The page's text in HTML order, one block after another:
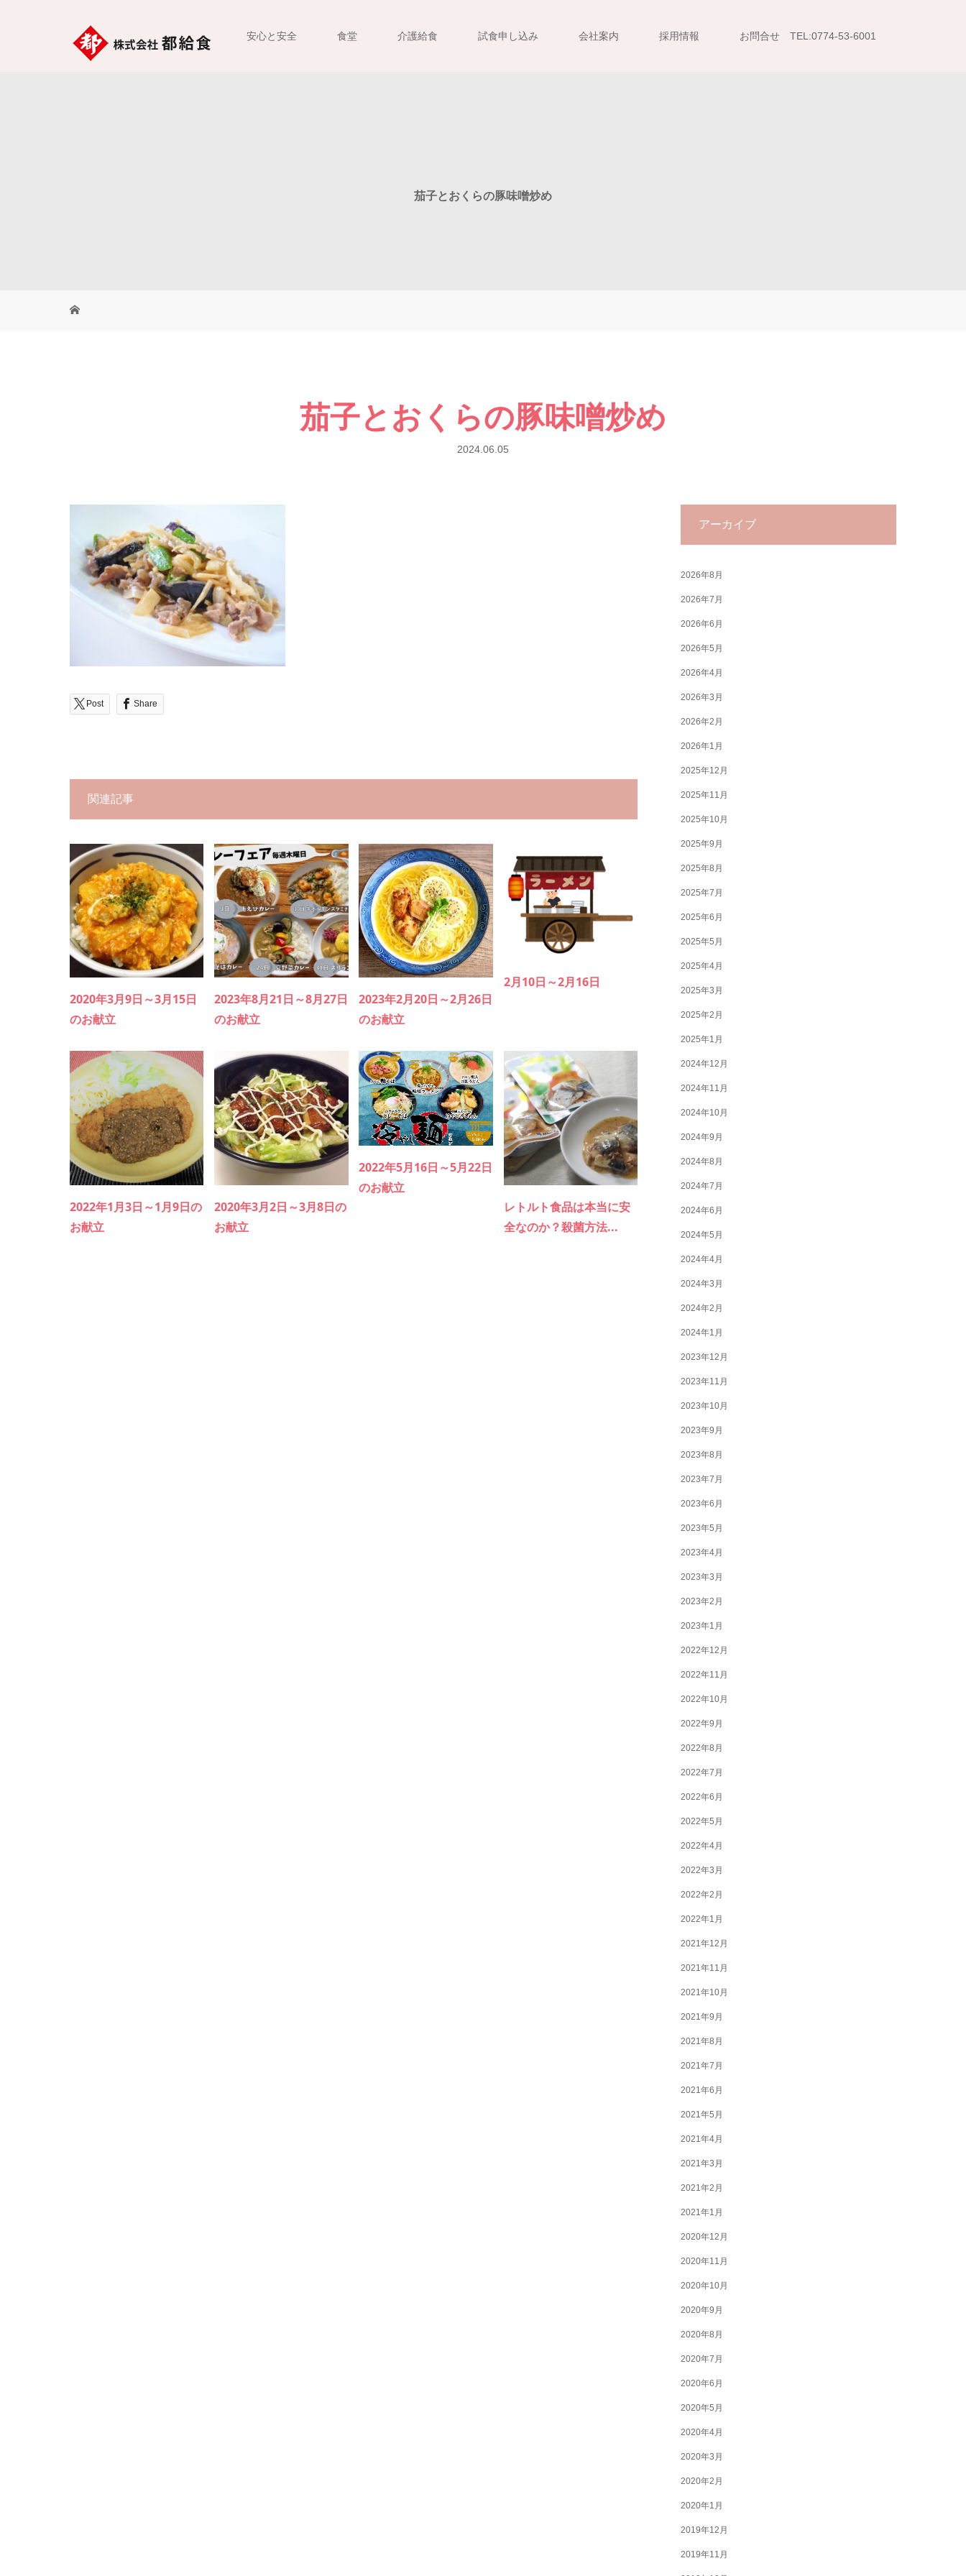
安心と安全 食堂 介護給食 試食申し込み 会社案内 採用情報 お問合せ TEL:0774-53-6001
茄子とおくらの豚味噌炒め
茄子とおくらの豚味噌炒め
2024.06.05
Post Share
関連記事
2020年3月9日～3月15日
のお献立
2023年8月21日～8月27日
のお献立
2023年2月20日～2月26日
のお献立
2月10日～2月16日
2022年1月3日～1月9日の
お献立
2020年3月2日～3月8日の
お献立
2022年5月16日～5月22日
のお献立
レトルト食品は本当に安
全なのか？殺菌方法...
アーカイブ
2026年8月
2026年7月
2026年6月
2026年5月
2026年4月
2026年3月
2026年2月
2026年1月
2025年12月
2025年11月
2025年10月
2025年9月
2025年8月
2025年7月
2025年6月
2025年5月
2025年4月
2025年3月
2025年2月
2025年1月
2024年12月
2024年11月
2024年10月
2024年9月
2024年8月
2024年7月
2024年6月
2024年5月
2024年4月
2024年3月
2024年2月
2024年1月
2023年12月
2023年11月
2023年10月
2023年9月
2023年8月
2023年7月
2023年6月
2023年5月
2023年4月
2023年3月
2023年2月
2023年1月
2022年12月
2022年11月
2022年10月
2022年9月
2022年8月
2022年7月
2022年6月
2022年5月
2022年4月
2022年3月
2022年2月
2022年1月
2021年12月
2021年11月
2021年10月
2021年9月
2021年8月
2021年7月
2021年6月
2021年5月
2021年4月
2021年3月
2021年2月
2021年1月
2020年12月
2020年11月
2020年10月
2020年9月
2020年8月
2020年7月
2020年6月
2020年5月
2020年4月
2020年3月
2020年2月
2020年1月
2019年12月
2019年11月